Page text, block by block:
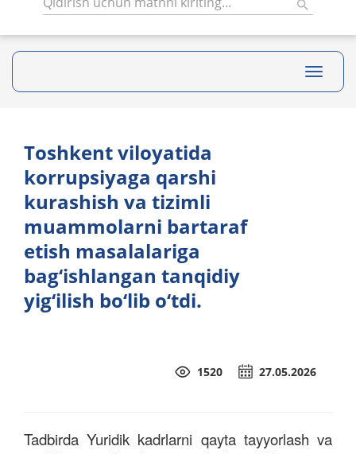
Toggle
Toshkent viloyatida
korrupsiyaga qarshi
kurashish va tizimli
muammolarni bartaraf
etish masalalariga
bag‘ishlangan tanqidiy
yig‘ilish bo‘lib o‘tdi.
27.05.2026
1520
Tadbirda Yuridik kadrlarni qayta tayyorlash va